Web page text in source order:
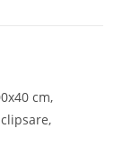
cm,